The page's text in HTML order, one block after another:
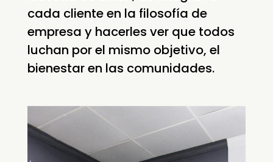
cada cliente en la filosofía de
empresa y hacerles ver que todos
luchan por el mismo objetivo, el
bienestar en las comunidades.